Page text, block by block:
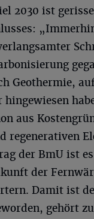
2030 ist
Geothermie,
hingewiesen
aus
regenerativen
der BmU ist
der
Damit ist
gehört